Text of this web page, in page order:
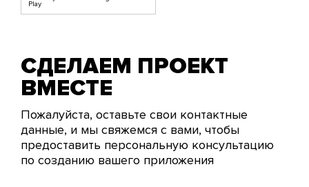
Play
СДЕЛАЕМ ПРОЕКТ
ВМЕСТЕ
Пожалуйста, оставьте свои контактные
данные, и мы свяжемся с вами, чтобы
предоставить персональную консультацию
по созданию вашего приложения